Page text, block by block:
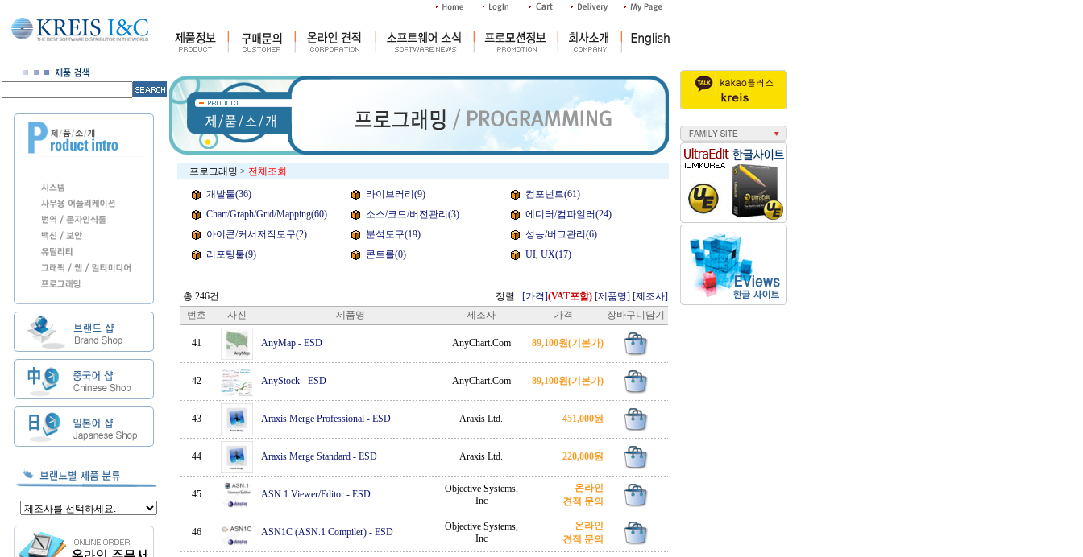
프로그래밍 > 전체조회
개발툴(36)
라이브러리(9)
컴포넌트(61)
Chart/Graph/Grid/Mapping(60)
소스/코드/버전관리(3)
에디터/컴파일러(24)
아이콘/커서저작도구(2)
분석도구(19)
성능/버그관리(6)
리포팅툴(9)
콘트롤(0) UI, UX(17)
총 246건 정렬 : [가격](VAT포함) [제품명] [제조사]
번호
사진 제품명 제조사 가격 장바구니담기
41 AnyMap- ESD AnyChart.Com 89,100원(기본가)
42 AnyStock- ESD AnyChart.Com 89,100원(기본가)
43 Araxis Merge Professional- ESD Araxis Ltd. 451,000원
44 Araxis Merge Standard- ESD Araxis Ltd. 220,000원
45 ASN.1 Viewer/Editor- ESD
Objective Systems,
Inc
온라인
견적 문의
46 ASN1C (ASN.1 Compiler)- ESD
Objective Systems,
Inc
온라인
견적 문의